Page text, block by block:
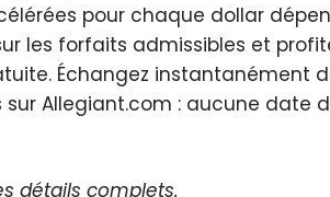
pour chaque dollar
les forfaits admissibles et
Échangez instantanément
Allegiant.com : aucune date
détails complets.